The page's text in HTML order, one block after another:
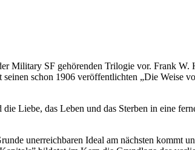
Military SF gehörenden Trilogie vor. Frank W.
schon 1906 veröffentlichten „Die Weise
Liebe, das Leben und das Sterben in eine
unerreichbaren Ideal am nächsten kommt